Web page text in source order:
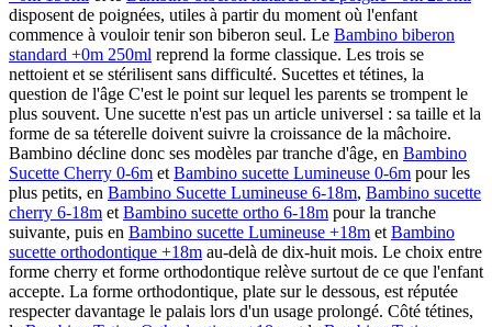
disposent de poignées, utiles à partir du moment où l'enfant
commence à vouloir tenir son biberon seul. Le Bambino biberon
standard +0m 250ml reprend la forme classique. Les trois se
nettoient et se stérilisent sans difficulté. Sucettes et tétines, la
question de l'âge C'est le point sur lequel les parents se trompent le
plus souvent. Une sucette n'est pas un article universel : sa taille et la
forme de sa téterelle doivent suivre la croissance de la mâchoire.
Bambino décline donc ses modèles par tranche d'âge, en Bambino
Sucette Cherry 0-6m et Bambino sucette Lumineuse 0-6m pour les
plus petits, en Bambino Sucette Lumineuse 6-18m, Bambino sucette
cherry 6-18m et Bambino sucette ortho 6-18m pour la tranche
suivante, puis en Bambino sucette Lumineuse +18m et Bambino
sucette orthodontique +18m au-delà de dix-huit mois. Le choix entre
forme cherry et forme orthodontique relève surtout de ce que l'enfant
accepte. La forme orthodontique, plate sur le dessous, est réputée
respecter davantage le palais lors d'un usage prolongé. Côté tétines,